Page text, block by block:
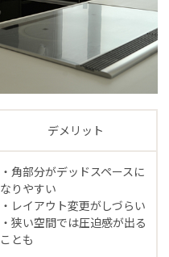
デメリット
・角部分がデッドスペースに
なりやすい
・レイアウト変更がしづらい
・狭い空間では圧迫感が出る
ことも